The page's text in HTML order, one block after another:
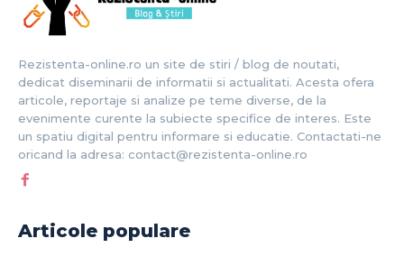
Rezistenta-online.ro un site de stiri / blog de noutati,
dedicat diseminarii de informatii si actualitati. Acesta ofera
articole, reportaje si analize pe teme diverse, de la
evenimente curente la subiecte specifice de interes. Este
un spatiu digital pentru informare si educatie. Contactati-ne
oricand la adresa: contact@rezistenta-online.ro
Articole populare